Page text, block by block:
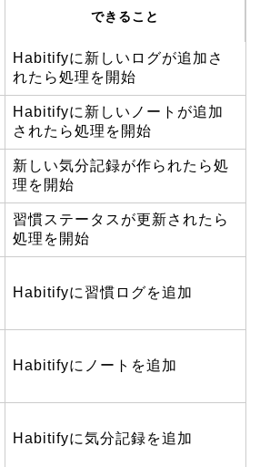
できること
Habitifyに新しいログが追加さ
れたら処理を開始
Habitifyに新しいノートが追加
されたら処理を開始
新しい気分記録が作られたら処
理を開始
習慣ステータスが更新されたら
処理を開始
Habitifyに習慣ログを追加
Habitifyにノートを追加
Habitifyに気分記録を追加